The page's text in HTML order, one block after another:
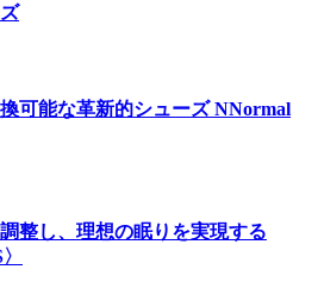
可能な革新的シューズ NNormal
整し、理想の眠りを実現する